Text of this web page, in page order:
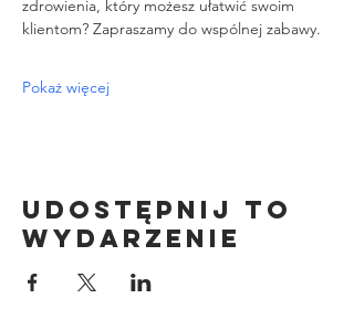
zdrowienia, który możesz ułatwić swoim
klientom? Zapraszamy do wspólnej zabawy.
Pokaż więcej
Udostępnij to
wydarzenie